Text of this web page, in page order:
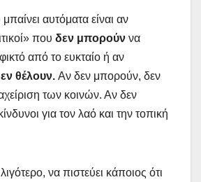
αυτόματα είναι αν
που δεν μπορούν να
από το ευκταίο ή αν
θέλουν. Αν δεν μπορούν, δεν
των κοινών. Αν δεν
για τον λαό και την τοπική
να πιστεύει κάποιος ότι